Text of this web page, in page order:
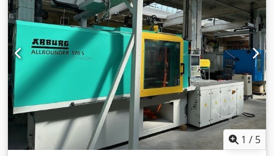
mm; relación longitud/diámetro del tornillo (L/D): 20, 30 %
de fibra de vidrio Volumen máximo de fusión: 144 cm³
Dcsdpfx Akozilqkjrek Mth: 35047; dimensiones de la
bomba (an x la x al): 3700 x 1650 x 2600 mm Peso: 3650 kg
Idiomas: checo, inglés, alemán Estado: la máquina se
encuentra en excelentes condiciones En funcionamiento
hasta el 30 de marzo de 2024; actualmente, no está
conectada a la corriente.
1 / 5